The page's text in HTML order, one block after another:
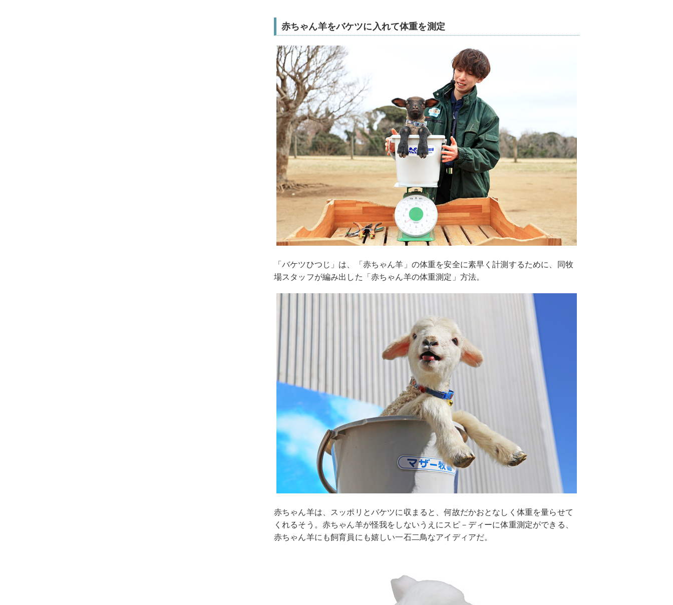
赤ちゃん羊をバケツに入れて体重を測定
「バケツひつじ」は、「赤ちゃん羊」の体重を安全に素早く計測するために、同牧
場スタッフが編み出した「赤ちゃん羊の体重測定」方法。
赤ちゃん羊は、スッポリとバケツに収まると、何故だかおとなしく体重を量らせて
くれるそう。赤ちゃん羊が怪我をしないうえにスピ－ディーに体重測定ができる、
赤ちゃん羊にも飼育員にも嬉しい一石二鳥なアイディアだ。